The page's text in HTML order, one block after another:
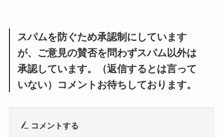
スパムを防ぐため承認制にしています
が、ご意見の賛否を問わずスパム以外は
承認しています。（返信するとは言って
いない）コメントお待ちしております。
コメントする